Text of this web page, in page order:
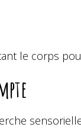
le corps